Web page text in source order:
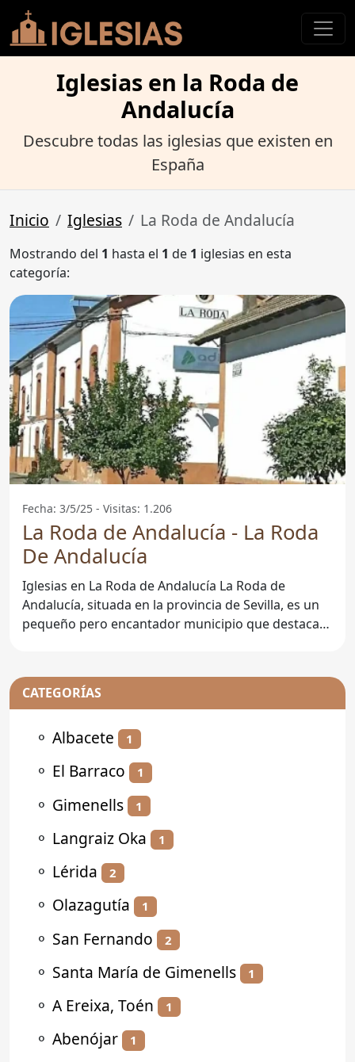
Iglesias en la Roda de
Andalucía
Descubre todas las iglesias que existen en
España
Inicio Iglesias La Roda de Andalucía
Mostrando del 1 hasta el 1 de 1 iglesias en esta
categoría:
Fecha: 3/5/25 - Visitas: 1.206
La Roda de Andalucía - La Roda
De Andalucía
Iglesias en La Roda de Andalucía La Roda de
Andalucía, situada en la provincia de Sevilla, es un
pequeño pero encantador municipio que destaca
CATEGORÍAS
⚬ Albacete 1
⚬ El Barraco 1
⚬ Gimenells 1
⚬ Langraiz Oka 1
⚬ Lérida 2
⚬ Olazagutía 1
⚬ San Fernando 2
⚬ Santa María de Gimenells 1
⚬ A Ereixa, Toén 1
⚬ Abenójar 1